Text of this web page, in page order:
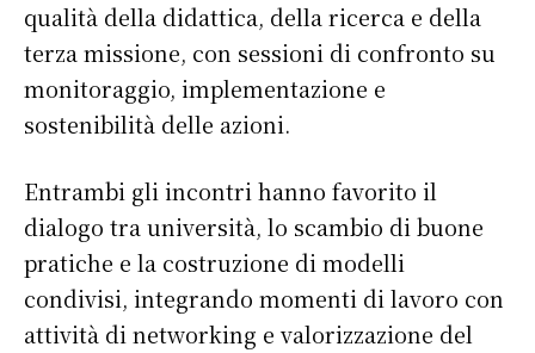
qualità della didattica, della ricerca e della
terza missione, con sessioni di confronto su
monitoraggio, implementazione e
sostenibilità delle azioni.
Entrambi gli incontri hanno favorito il
dialogo tra università, lo scambio di buone
pratiche e la costruzione di modelli
condivisi, integrando momenti di lavoro con
attività di networking e valorizzazione del